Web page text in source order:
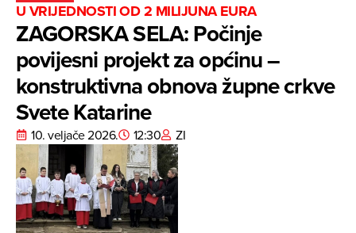
U VRIJEDNOSTI OD 2 MILIJUNA EURA
ZAGORSKA SELA: Počinje
povijesni projekt za općinu –
konstruktivna obnova župne crkve
Svete Katarine
10. veljače 2026. 12:30 ZI